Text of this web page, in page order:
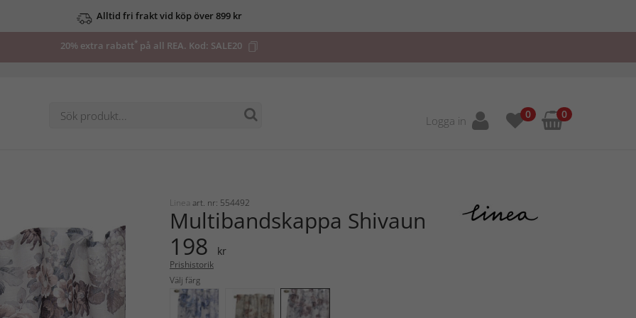
Alltid fri frakt vid köp över 899 kr
20% extra rabatt*på all REA. Kod: SALE20
Logga in 0 0
Linea art. nr: 554492
Multibandskappa Shivaun
198 kr
Prishistorik
Välj färg